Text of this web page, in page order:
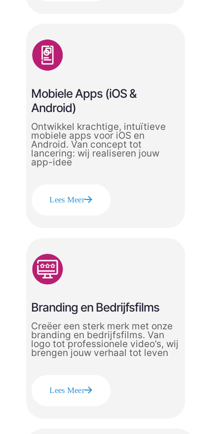
Mobiele Apps (iOS &
Android)
Ontwikkel krachtige, intuïtieve
mobiele apps voor iOS en
Android. Van concept tot
lancering: wij realiseren jouw
app-idee
Lees Meer
Branding en Bedrijfsfilms
Creëer een sterk merk met onze
branding en bedrijfsfilms. Van
logo tot professionele video’s, wij
brengen jouw verhaal tot leven
Lees Meer